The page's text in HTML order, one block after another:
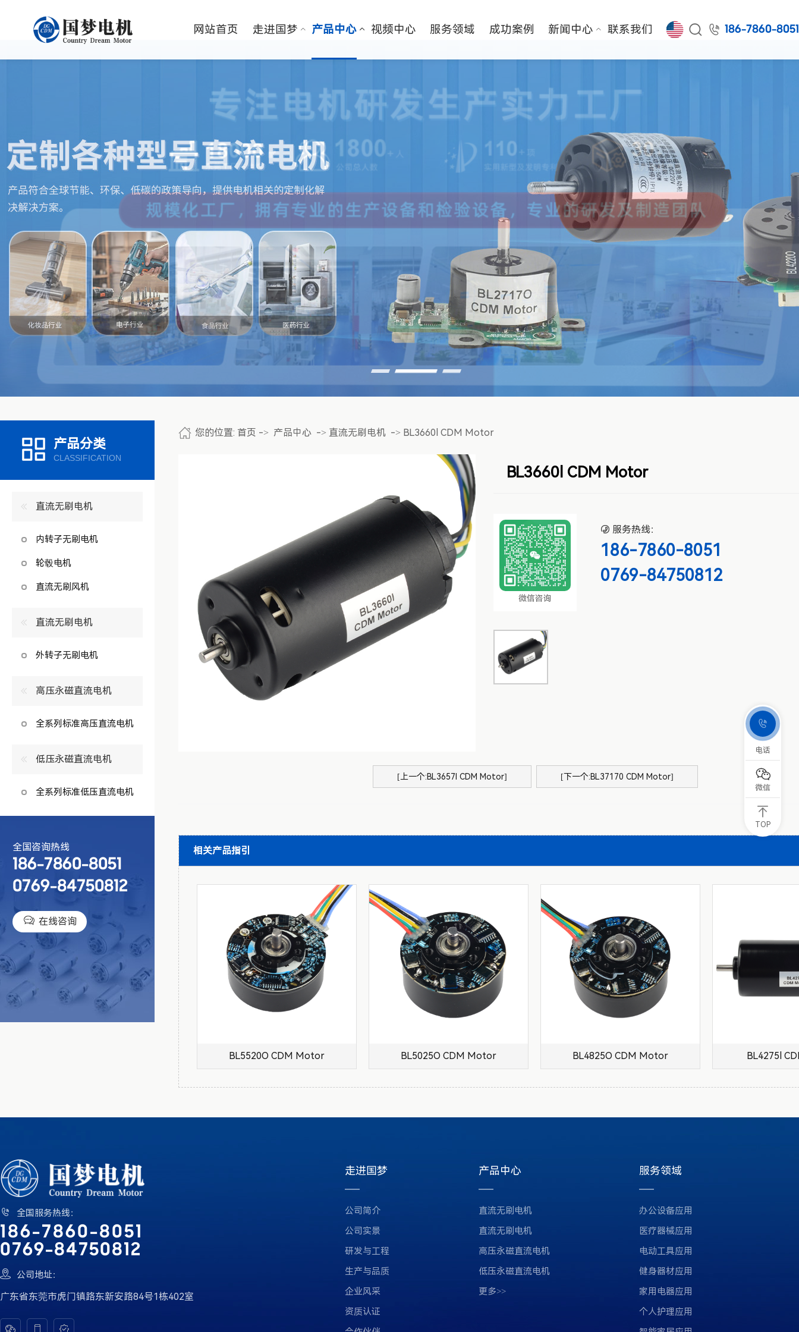
网站首页 走进国梦 产品中心 视频中心 服务领域 成功案例 新闻中心 联系我们   186-7860-8051
产品分类
CLASSIFICATION
直流无刷电机
内转子无刷电机
轮毂电机
直流无刷风机
直流无刷电机
外转子无刷电机
高压永磁直流电机
全系列标准高压直流电机
低压永磁直流电机
全系列标准低压直流电机
全国咨询热线
186-7860-8051
0769-84750812
 在线咨询
您的位置: 首页 -> 产品中心 -> 直流无刷电机 -> BL3660l CDM Motor
BL3660l CDM Motor
微信咨询
 服务热线：
186-7860-8051
0769-84750812
[上一个:BL3657l CDM Motor] [下一个:BL37170 CDM Motor]
相关产品指引
BL5520O CDM Motor BL5025O CDM Motor BL4825O CDM Motor BL4275l
 全国服务热线：
186-7860-8051
0769-84750812
 公司地址：
广东省东莞市虎门镇路东新安路84号1栋402室
  
走进国梦
公司简介
公司实景
研发与工程
生产与品质
企业风采
资质认证
产品中心
直流无刷电机
直流无刷电机
高压永磁直流电机
低压永磁直流电机
更多>>
服务领域
办公设备应用
医疗器械应用
电动工具应用
健身器材应用
家用电器应用
个人护理应用

电话

微信
TOP